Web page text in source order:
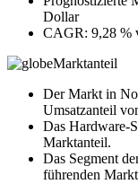
Dollar
CAGR: 9,28 %
Marktanteil
Der Markt in
Umsatzanteil
Das Hardware-
Marktanteil.
Das Segment
führenden